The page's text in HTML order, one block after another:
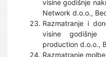
visine godišnje
Network d.o.o.,
Razmatranje i
visine
production d.o.o.,
Razmatranje